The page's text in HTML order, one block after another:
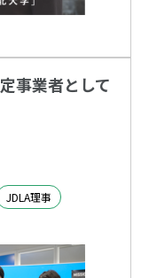
事業者として
JDLA理事